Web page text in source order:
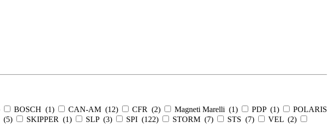
BOSCH (1) CAN-AM (12) CFR (2) Magneti Marelli (1) PDP (1)
POLARIS
(5) SKIPPER (1) SLP (3) SPI (122) STORM (7) STS (7) VEL (2)